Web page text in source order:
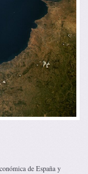
de España y